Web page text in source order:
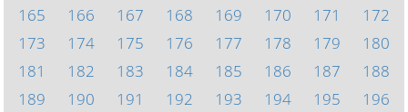
165
166 167 168 169 170 171
172
173
174 175 176 177 178 179
180
181
182 183 184 185 186 187
188
189
190 191 192 193 194 195
196